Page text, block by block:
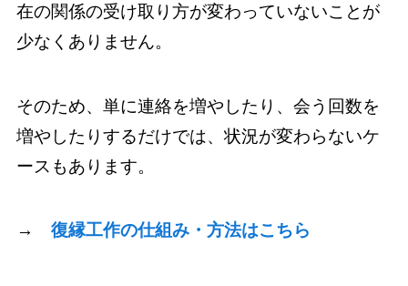
在の関係の受け取り方が変わっていないことが
少なくありません。
そのため、単に連絡を増やしたり、会う回数を
増やしたりするだけでは、状況が変わらないケ
ースもあります。
→ 復縁工作の仕組み・方法はこちら